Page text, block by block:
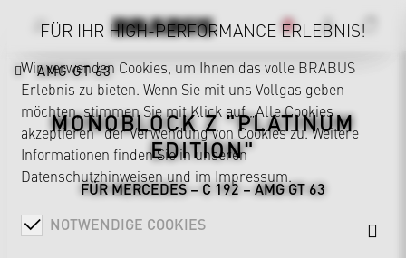
AMG GT 63
MONOBLOCK Z "PLATINUM
EDITION"
FÜR MERCEDES – C 192 – AMG GT 63
FÜR IHR HIGH-PERFORMANCE ERLEBNIS!
Wir verwenden Cookies, um Ihnen das volle BRABUS
Erlebnis zu bieten. Wenn Sie mit uns Vollgas geben
möchten, stimmen Sie mit Klick auf „Alle Cookies
akzeptieren“ der Verwendung von Cookies zu. Weitere
Informationen finden Sie in unseren
Datenschutzhinweisen und im Impressum.
NOTWENDIGE COOKIES